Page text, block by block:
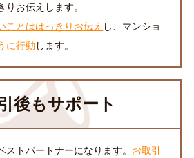
お伝えします。
ことははっきりお伝え し、マンショ
に行動 します。
後もサポート
ストパートナーになります。 お取引